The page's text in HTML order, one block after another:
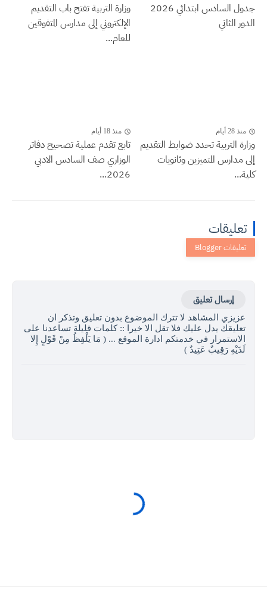
جدول السادس ابتدائي 2026
الدور الثاني
وزارة التربية تفتح باب التقديم
الإلكتروني إلى مدارس المتفوقين
للعام...
منذ 28 أيام
وزارة التربية تحدد ضوابط التقديم
إلى مدارس المتميزين وثانويات
كلية...
منذ 18 أيام
تابع تقدم عملية تصحيح دفاتر
الوزاري صف السادس الادبي
2026...
تعليقات
إرسال تعليق
عزيزي المشاهد لا تترك الموضوع بدون تعليق وتذكر ان
تعليقك يدل عليك فلا تقل الا خيرا :: كلمات قليلة تساعدنا على
الاستمرار في خدمتكم ادارة الموقع ... ( مَا يَلْفِظُ مِنْ قَوْلٍ إِلا
لَدَيْهِ رَقِيبٌ عَتِيدٌ )